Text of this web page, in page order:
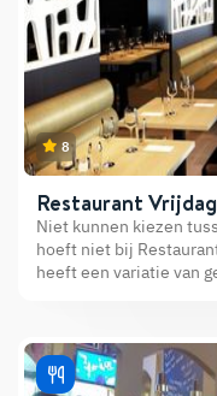
8
Restaurant Vrijdag
Niet kunnen kiezen
hoeft niet bij
heeft een variatie